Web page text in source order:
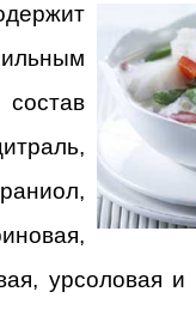
урсоловая